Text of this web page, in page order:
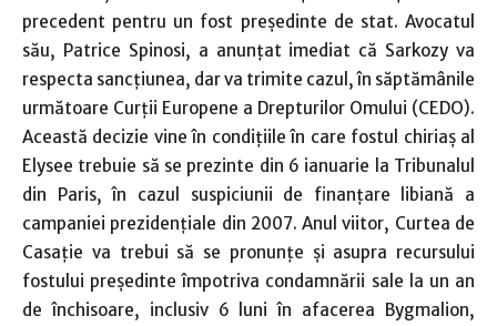
precedent pentru un fost preşedinte de stat. Avocatul
său, Patrice Spinosi, a anunţat imediat că Sarkozy va
respecta sancţiunea, dar va trimite cazul, în săptămânile
următoare Curţii Europene a Drepturilor Omului (CEDO).
Această decizie vine în condiţiile în care fostul chiriaş al
Elysee trebuie să se prezinte din 6 ianuarie la Tribunalul
din Paris, în cazul suspiciunii de finanţare libiană a
campaniei prezidenţiale din 2007. Anul viitor, Curtea de
Casaţie va trebui să se pronunţe şi asupra recursului
fostului preşedinte împotriva condamnării sale la un an
de închisoare, inclusiv 6 luni în afacerea Bygmalion,